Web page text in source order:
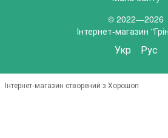
© 2022—2026
Інтернет-магазин
Укр Рус
Інтернет-магазин створений з Хорошоп